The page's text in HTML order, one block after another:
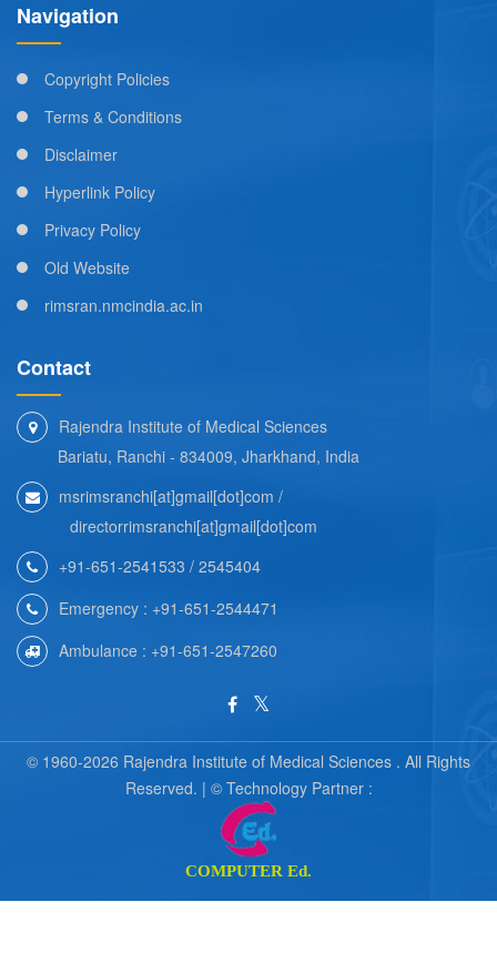
Navigation
Copyright Policies
Terms & Conditions
Disclaimer
Hyperlink Policy
Privacy Policy
Old Website
rimsran.nmcindia.ac.in
Contact
Rajendra Institute of Medical Sciences
Bariatu, Ranchi - 834009, Jharkhand, India
msrimsranchi[at]gmail[dot]com /
directorrimsranchi[at]gmail[dot]com
+91-651-2541533 / 2545404
Emergency : +91-651-2544471
Ambulance : +91-651-2547260
© 1960-2026 Rajendra Institute of Medical Sciences . All Rights
Reserved. | © Technology Partner :
COMPUTER Ed.